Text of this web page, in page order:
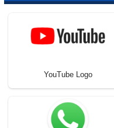
YouTube Logo